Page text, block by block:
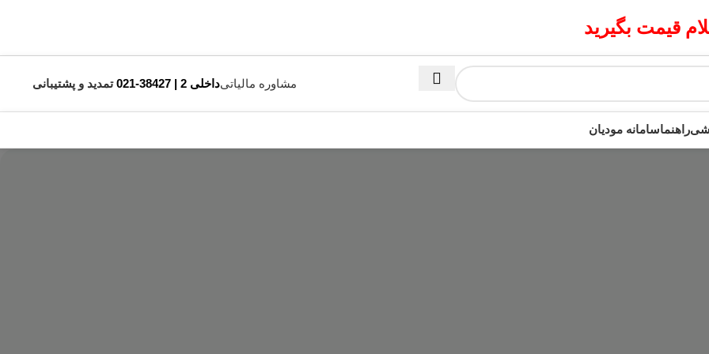
قیمت بگیرید
مشاوره مالیاتیداخلی 2 | 38427-021 تمدید و پشتیبانی
راهنماسامانه مودیان